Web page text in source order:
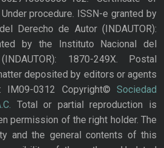
procedure. ISSN-e granted by
Derecho de Autor (INDAUTOR):
by the Instituto Nacional del
1870-249X. Postal
deposited by editors or agents
IM09-0312 Copyright© Sociedad
Total or partial reproduction is
permission of the right holder. The
and the general contents of this